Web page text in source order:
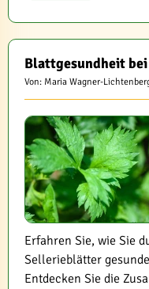
Blattgesundheit
Von: Maria Wagner-
Erfahren Sie, wie Sie
Sellerieblätter
Entdecken Sie die